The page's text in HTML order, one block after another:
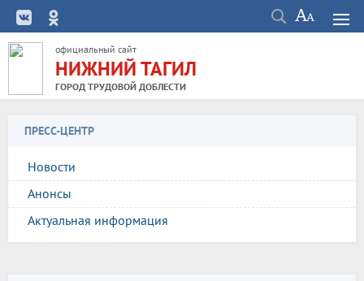
официальный сайт
НИЖНИЙ ТАГИЛ
ГОРОД ТРУДОВОЙ ДОБЛЕСТИ
ПРЕСС-ЦЕНТР
Новости
Анонсы
Актуальная информация